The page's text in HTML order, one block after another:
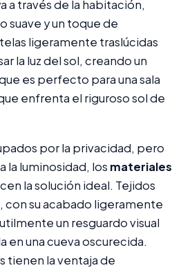
a través de la habitación,
suave y un toque de
ligeramente traslúcidas
la luz del sol, creando un
es perfecto para una sala
enfrenta el riguroso sol de
por la privacidad, pero
la luminosidad, los materiales
la solución ideal. Tejidos
con su acabado ligeramente
un resguardo visual
en una cueva oscurecida.
tienen la ventaja de